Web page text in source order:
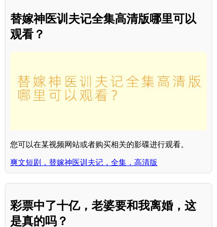
替嫁神医训夫记全集高清版哪里可以
观看？
您可以在某视频网站或者购买相关的影碟进行观看。
爽文短剧，替嫁神医训夫记，全集，高清版
彩票中了十亿，老婆要和我离婚，这
是真的吗？